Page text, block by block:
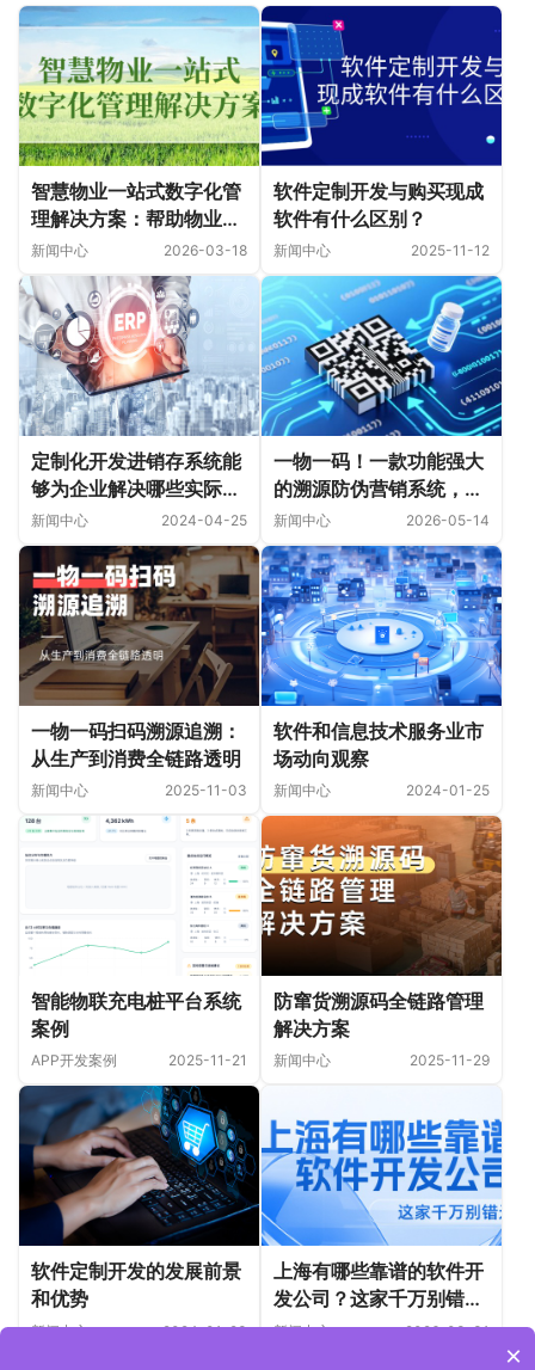
智慧物业一站式数字化管
理解决方案：帮助物业服
务企业获取高额增值回报
新闻中心 2026-03-18
软件定制开发与购买现成
软件有什么区别？
新闻中心 2025-11-12
定制化开发进销存系统能
够为企业解决哪些实际问
题？
新闻中心 2024-04-25
一物一码！一款功能强大
的溯源防伪营销系统，到
底有多香！
新闻中心 2026-05-14
一物一码扫码溯源追溯：
从生产到消费全链路透明
新闻中心 2025-11-03
软件和信息技术服务业市
场动向观察
新闻中心 2024-01-25
智能物联充电桩平台系统
案例
APP开发案例 2025-11-21
防窜货溯源码全链路管理
解决方案
新闻中心 2025-11-29
软件定制开发的发展前景
和优势
新闻中心 2024-01-23
上海有哪些靠谱的软件开
发公司？这家千万别错
过！
新闻中心 2026-03-31
×